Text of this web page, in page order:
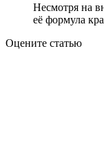
Несмотря на
её формула
Оцените статью